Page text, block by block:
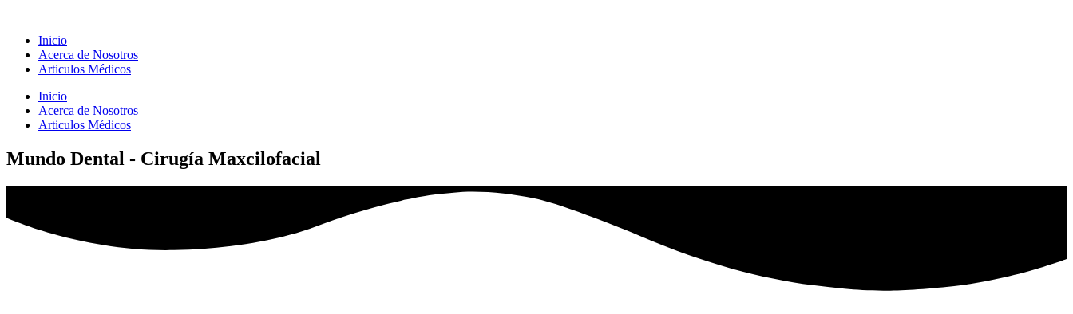
Inicio
Acerca de Nosotros
Articulos Médicos
Inicio
Acerca de Nosotros
Articulos Médicos
Mundo Dental - Cirugía Maxcilofacial